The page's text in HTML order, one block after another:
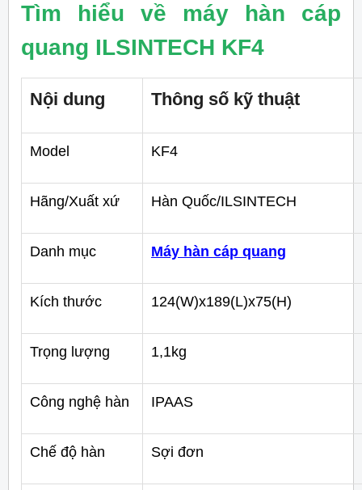
Tìm hiểu về máy hàn cáp
quang ILSINTECH KF4
Nội dung Thông số kỹ thuật
Model KF4
Hãng/Xuất xứ Hàn Quốc/ILSINTECH
Danh mục Máy hàn cáp quang
Kích thước 124(W)x189(L)x75(H)
Trọng lượng 1,1kg
Công nghệ hàn IPAAS
Chế độ hàn Sợi đơn